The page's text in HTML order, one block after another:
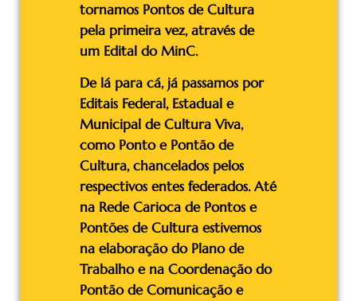
tornamos Pontos de Cultura
pela primeira vez, através de
um Edital do MinC.
De lá para cá, já passamos por
Editais Federal, Estadual e
Municipal de Cultura Viva,
como Ponto e Pontão de
Cultura, chancelados pelos
respectivos entes federados. Até
na Rede Carioca de Pontos e
Pontões de Cultura estivemos
na elaboração do Plano de
Trabalho e na Coordenação do
Pontão de Comunicação e